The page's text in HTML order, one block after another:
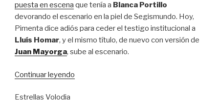
puesta en escena que tenía a Blanca Portillo
devorando el escenario en la piel de Segismundo. Hoy,
Pimenta dice adiós para ceder el testigo institucional a
Lluís Homar, y el mismo título, de nuevo con versión de
Juan Mayorga, sube al escenario.
Continuar leyendo
Estrellas Volodia